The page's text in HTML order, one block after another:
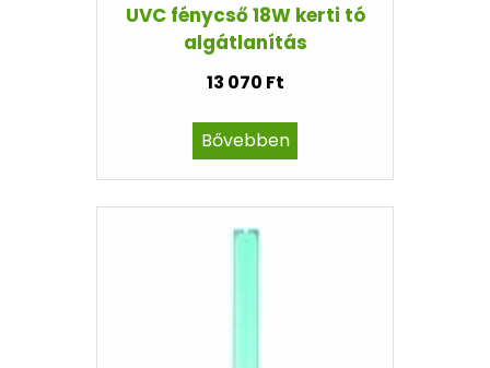
UVC fénycső 18W kerti tó
algátlanítás
13 070 Ft
Bővebben